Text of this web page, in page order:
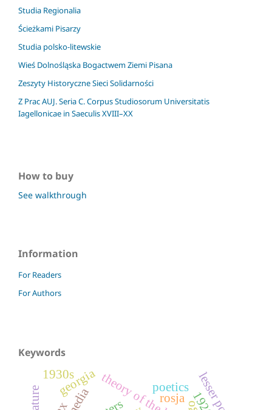
Studia Regionalia
Ścieżkami Pisarzy
Studia polsko-litewskie
Wieś Dolnośląska Bogactwem Ziemi Pisana
Zeszyty Historyczne Sieci Solidarności
Z Prac AUJ. Seria C. Corpus Studiosorum Universitatis
Iagellonicae in Saeculis XVIII–XX
How to buy
See walkthrough
Information
For Readers
For Authors
Keywords
media rosja
poetics
georgia
1930s